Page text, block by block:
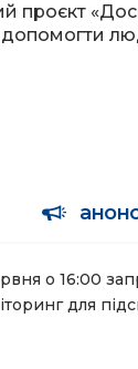
проєкт
о 16:00
для